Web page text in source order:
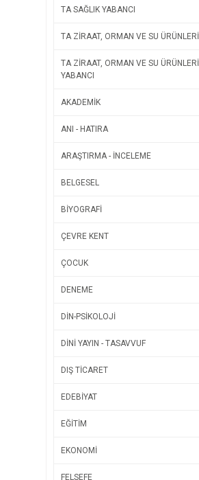
TA SAĞLIK YABANCI
TA ZİRAAT, ORMAN VE SU ÜRÜNLERİ
TA ZİRAAT, ORMAN VE SU ÜRÜNLERİ
YABANCI
AKADEMİK
ANI - HATIRA
ARAŞTIRMA - İNCELEME
BELGESEL
BİYOGRAFİ
ÇEVRE KENT
ÇOCUK
DENEME
DİN-PSİKOLOJİ
DİNİ YAYIN - TASAVVUF
DIŞ TİCARET
EDEBİYAT
EĞİTİM
EKONOMİ
FELSEFE